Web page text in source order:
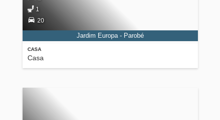
CASA
Casa
1
20
Jardim Europa - Parobé